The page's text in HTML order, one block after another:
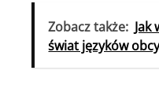
Zobacz także: Jak
świat języków